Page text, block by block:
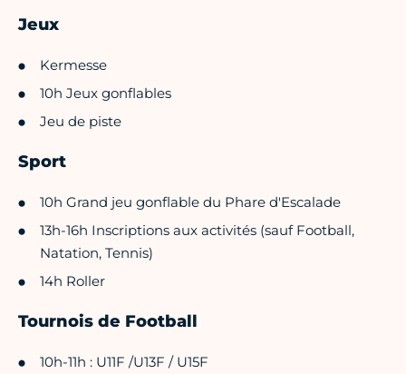
Jeux
Kermesse
10h Jeux gonflables
Jeu de piste
Sport
10h Grand jeu gonflable du Phare d'Escalade
13h-16h Inscriptions aux activités (sauf Football,
Natation, Tennis)
14h Roller
Tournois de Football
10h-11h : U11F /U13F / U15F